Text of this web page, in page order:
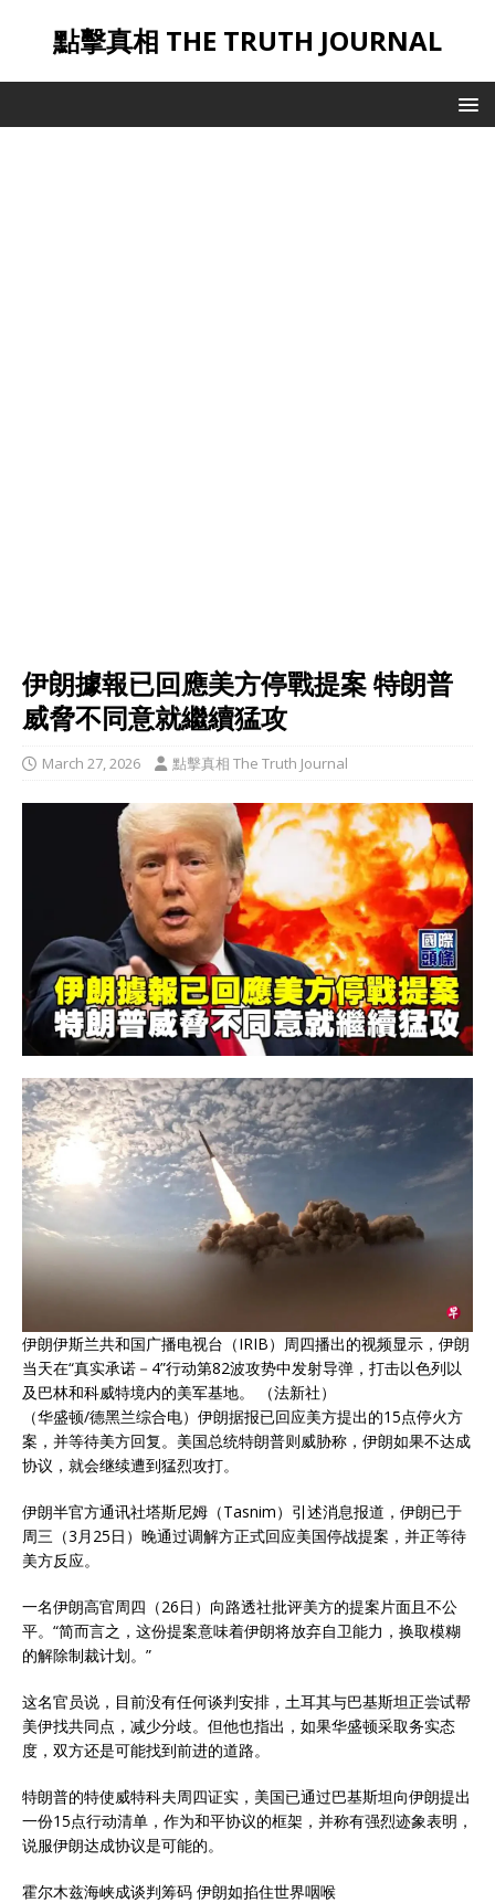
點擊真相 THE TRUTH JOURNAL
伊朗據報已回應美方停戰提案 特朗普
威脅不同意就繼續猛攻
March 27, 2026 點擊真相 The Truth Journal
伊朗伊斯兰共和国广播电视台（IRIB）周四播出的视频显示，伊朗
当天在“真实承诺－4”行动第82波攻势中发射导弹，打击以色列以
及巴林和科威特境内的美军基地。 （法新社）
（华盛顿/德黑兰综合电）伊朗据报已回应美方提出的15点停火方
案，并等待美方回复。美国总统特朗普则威胁称，伊朗如果不达成
协议，就会继续遭到猛烈攻打。
伊朗半官方通讯社塔斯尼姆（Tasnim）引述消息报道，伊朗已于
周三（3月25日）晚通过调解方正式回应美国停战提案，并正等待
美方反应。
一名伊朗高官周四（26日）向路透社批评美方的提案片面且不公
平。“简而言之，这份提案意味着伊朗将放弃自卫能力，换取模糊
的解除制裁计划。”
这名官员说，目前没有任何谈判安排，土耳其与巴基斯坦正尝试帮
美伊找共同点，减少分歧。但他也指出，如果华盛顿采取务实态
度，双方还是可能找到前进的道路。
特朗普的特使威特科夫周四证实，美国已通过巴基斯坦向伊朗提出
一份15点行动清单，作为和平协议的框架，并称有强烈迹象表明，
说服伊朗达成协议是可能的。
霍尔木兹海峡成谈判筹码 伊朗如掐住世界咽喉